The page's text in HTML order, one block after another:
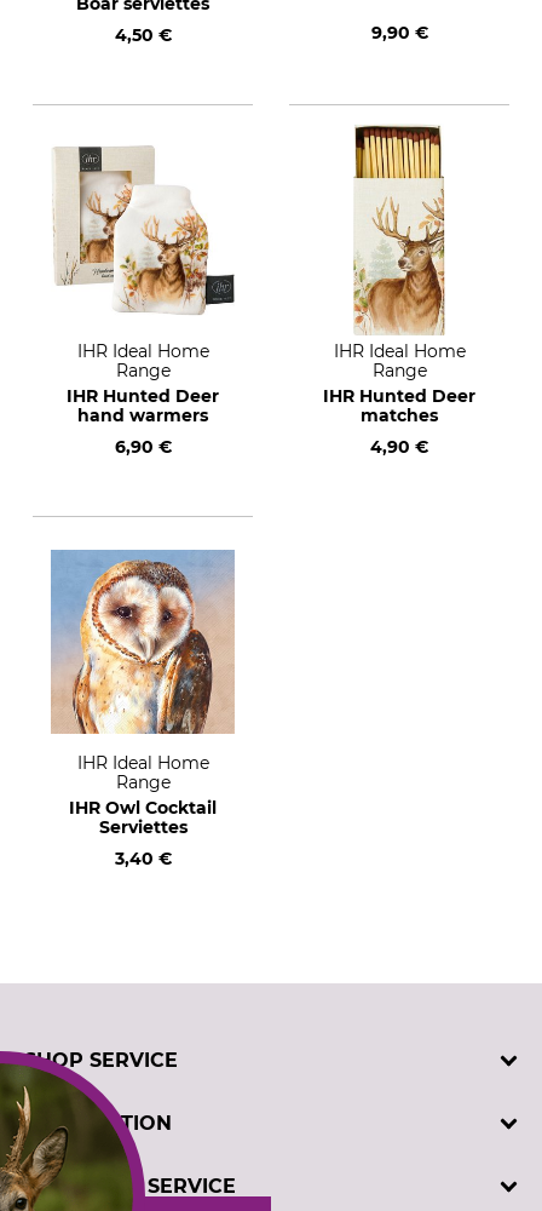
4,50 €
9,90 €
IHR Ideal Home
Range
IHR Hunted Deer
hand warmers
6,90 €
IHR Ideal Home
Range
IHR Hunted Deer
matches
4,90 €
IHR Ideal Home
Range
IHR Owl Cocktail
Serviettes
3,40 €
SHOP SERVICE
Contact
Customer registration
Order catalogues
Cookie settings
INFORMATION
Imprint
Privacy policy
CUSTOMER SERVICE